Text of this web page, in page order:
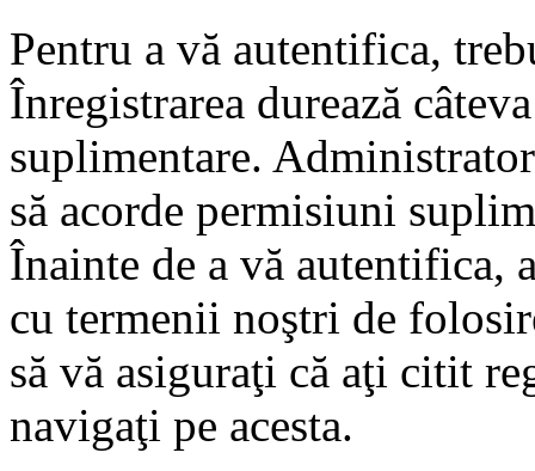
Pentru a vă autentifica,
Înregistrarea durează
suplimentare.
să acorde permisiuni
Înainte de a vă autentifica,
cu termenii noştri de
să vă asiguraţi că aţi citit
navigaţi pe acesta.